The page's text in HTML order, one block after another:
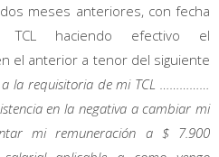
meses anteriores, con fecha
haciendo efectivo el
el anterior a tenor del siguiente
a la requisitoria de mi TCL ……………
en la negativa a cambiar mi
mi remuneración a $ 7.900